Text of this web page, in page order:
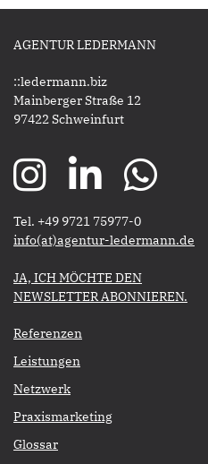
AGENTUR LEDERMANN
::ledermann.biz
Mainberger Straße 12
97422 Schweinfurt
Tel. +49 9721 75977-0
​​​​​​​info(at)agentur-ledermann.de
​​​​​JA, ICH MÖCHTE DEN
NEWSLETTER ABONNIEREN.​​​​​​​
Referenzen
Leistungen
Netzwerk
Praxismarketing
Glossar